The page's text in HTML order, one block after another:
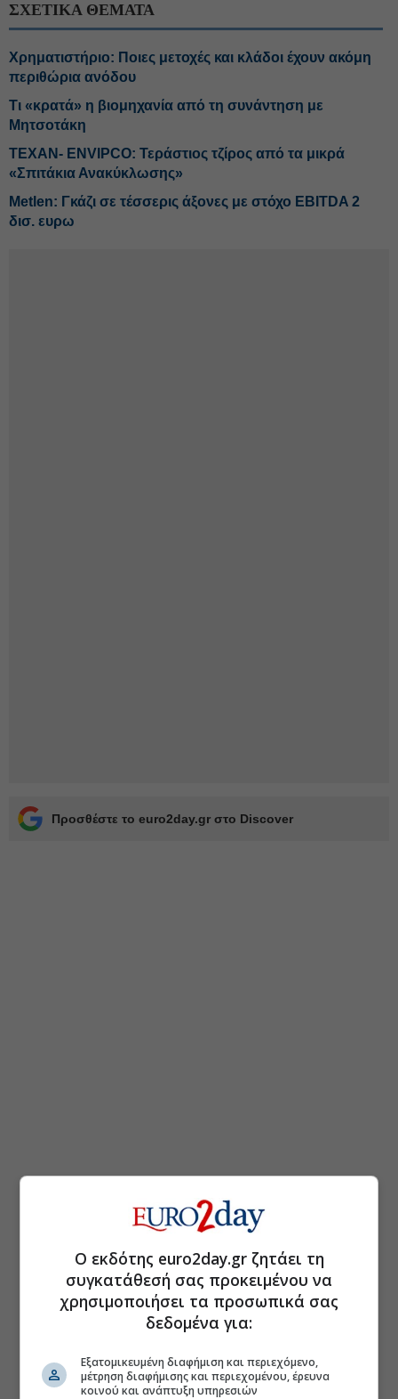
ΣΧΕΤΙΚΑ ΘΕΜΑΤΑ
Χρηματιστήριο: Ποιες μετοχές και κλάδοι έχουν ακόμη
περιθώρια ανόδου
Τι «κρατά» η βιομηχανία από τη συνάντηση με
Μητσοτάκη
ΤΕΧΑΝ- ENVIPCO: Τεράστιος τζίρος από τα μικρά
«Σπιτάκια Ανακύκλωσης»
Metlen: Γκάζι σε τέσσερις άξονες με στόχο EBITDA 2
δισ. ευρω
Προσθέστε το euro2day.gr στο Discover
Ο εκδότης euro2day.gr ζητάει τη
συγκατάθεσή σας προκειμένου να
χρησιμοποιήσει τα προσωπικά σας
δεδομένα για:
Εξατομικευμένη διαφήμιση και περιεχόμενο,
μέτρηση διαφήμισης και περιεχομένου, έρευνα
κοινού και ανάπτυξη υπηρεσιών